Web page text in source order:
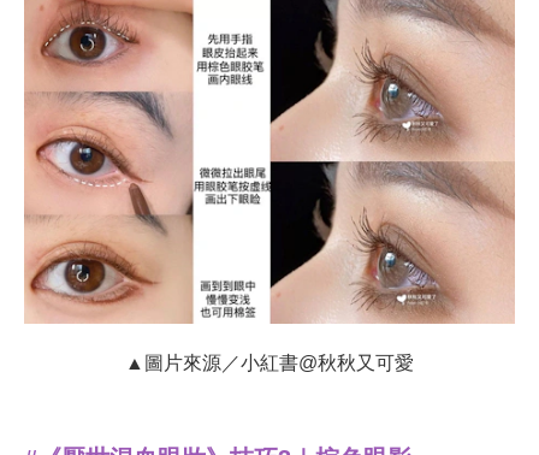
▲圖片來源／小紅書@秋秋又可愛